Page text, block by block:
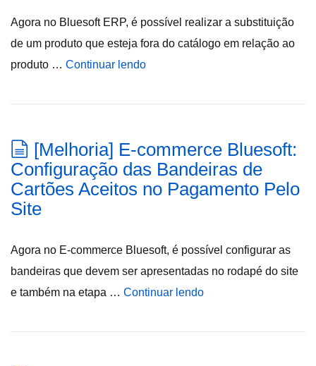
Agora no Bluesoft ERP, é possível realizar a substituição
de um produto que esteja fora do catálogo em relação ao
produto … Continuar lendo
[Melhoria] E-commerce Bluesoft:
Configuração das Bandeiras de
Cartões Aceitos no Pagamento Pelo
Site
Agora no E-commerce Bluesoft, é possível configurar as
bandeiras que devem ser apresentadas no rodapé do site
e também na etapa … Continuar lendo